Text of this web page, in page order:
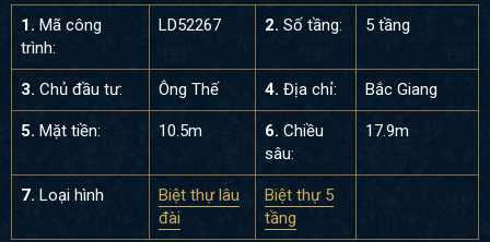
1. Mã công
trình:
LD52267 2. Số tầng: 5 tầng
3. Chủ đầu tư: Ông Thế 4. Địa chỉ: Bắc Giang
5. Mặt tiền: 10.5m 6. Chiều
sâu:
17.9m
7. Loại hình
Biệt thự lâu
đài
Biệt thự 5
tầng